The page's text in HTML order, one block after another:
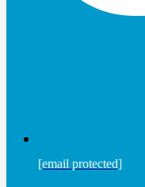
[email protected]